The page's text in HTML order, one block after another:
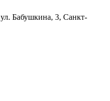
ул. Бабушкина, 3, Санкт-